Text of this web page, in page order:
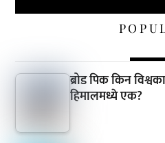
ब्रोड पिक किन
हिमालमध्ये एक?